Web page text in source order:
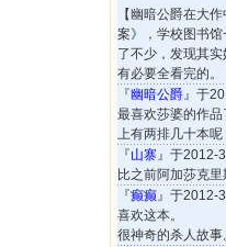
【幽暗公爵在大
案》，学校图书
了不少，发现其
有必要全看完的。
『幽暗公爵』于
最喜欢莎婆的作
上有两排几十本呢
『山寨』于2012-
比之前阿加莎克
『癫癫』于2012-
喜欢这本。
很神奇的杀人故事